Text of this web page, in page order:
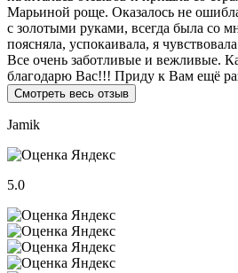
Марьиной роще. Оказалось не
с золотыми руками, всегда была со
поясняла, успокаивала, я
Все очень заботливые и вежливые.
благодарю Вас!!! Приду к Вам ещё
Смотреть весь отзыв
Jamik
5.0